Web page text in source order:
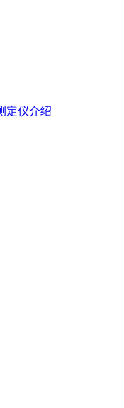
定仪介绍